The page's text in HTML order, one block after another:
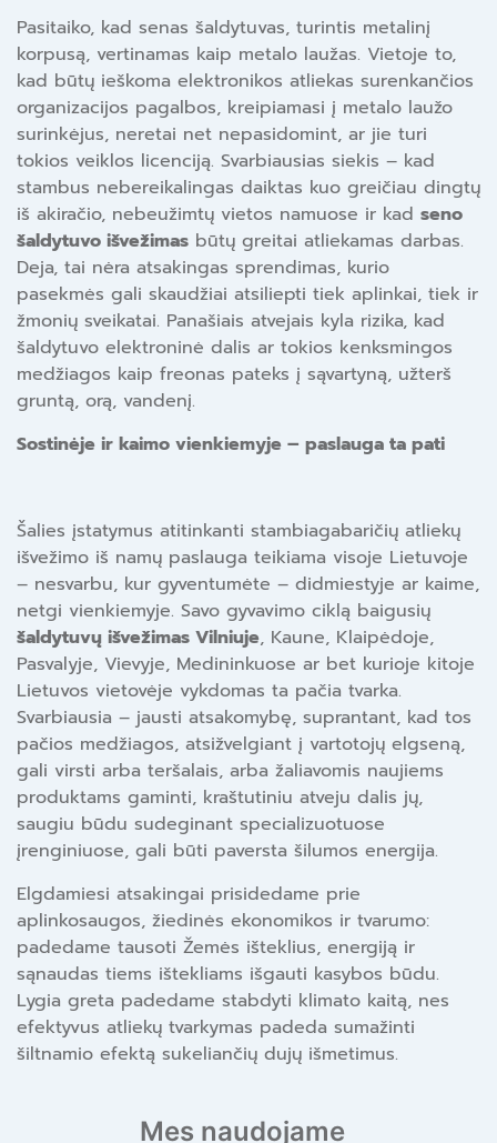
Mes naudojame
Pasitaiko, kad senas šaldytuvas, turintis metalinį
korpusą, vertinamas kaip metalo laužas. Vietoje to,
kad būtų ieškoma elektronikos atliekas surenkančios
organizacijos pagalbos, kreipiamasi į metalo laužo
surinkėjus, neretai net nepasidomint, ar jie turi
tokios veiklos licenciją. Svarbiausias siekis – kad
stambus nebereikalingas daiktas kuo greičiau dingtų
iš akiračio, nebeužimtų vietos namuose ir kad seno
šaldytuvo išvežimas būtų greitai atliekamas darbas.
Deja, tai nėra atsakingas sprendimas, kurio
pasekmės gali skaudžiai atsiliepti tiek aplinkai, tiek ir
žmonių sveikatai. Panašiais atvejais kyla rizika, kad
šaldytuvo elektroninė dalis ar tokios kenksmingos
medžiagos kaip freonas pateks į sąvartyną, užterš
gruntą, orą, vandenį.
Sostinėje ir kaimo vienkiemyje – paslauga ta pati
Šalies įstatymus atitinkanti stambiagabaričių atliekų
išvežimo iš namų paslauga teikiama visoje Lietuvoje
– nesvarbu, kur gyventumėte – didmiestyje ar kaime,
netgi vienkiemyje. Savo gyvavimo ciklą baigusių
šaldytuvų išvežimas Vilniuje, Kaune, Klaipėdoje,
Pasvalyje, Vievyje, Medininkuose ar bet kurioje kitoje
Lietuvos vietovėje vykdomas ta pačia tvarka.
Svarbiausia – jausti atsakomybę, suprantant, kad tos
pačios medžiagos, atsižvelgiant į vartotojų elgseną,
gali virsti arba teršalais, arba žaliavomis naujiems
produktams gaminti, kraštutiniu atveju dalis jų,
saugiu būdu sudeginant specializuotuose
įrenginiuose, gali būti paversta šilumos energija.
Elgdamiesi atsakingai prisidedame prie
aplinkosaugos, žiedinės ekonomikos ir tvarumo:
padedame tausoti Žemės išteklius, energiją ir
sąnaudas tiems ištekliams išgauti kasybos būdu.
Lygia greta padedame stabdyti klimato kaitą, nes
efektyvus atliekų tvarkymas padeda sumažinti
šiltnamio efektą sukeliančių dujų išmetimus.